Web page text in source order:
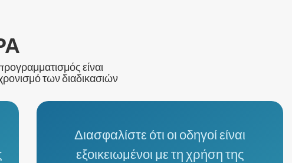
είναι
των διαδικασιών
Διασφαλίστε ότι οι οδηγοί είναι
εξοικειωμένοι με τη χρήση της